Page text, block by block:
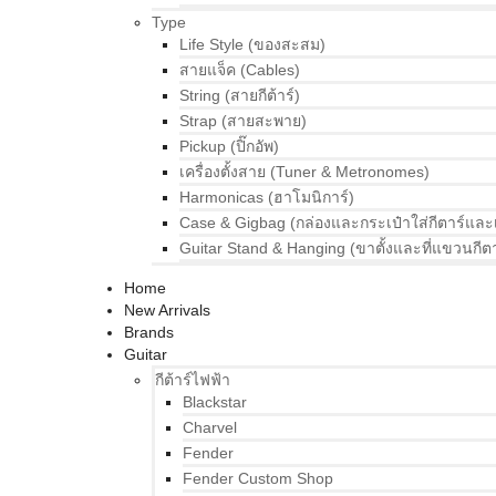
Type
Life Style (ของสะสม)
สายแจ็ค (Cables)
String (สายกีต้าร์)
Strap (สายสะพาย)
Pickup (ปิ๊กอัพ)
เครื่องตั้งสาย (Tuner & Metronomes)
Harmonicas (ฮาโมนิการ์)
Case & Gigbag (กล่องและกระเป๋าใส่กีตาร์และ
Guitar Stand & Hanging (ขาตั้งและที่แขวนกีต
Home
New Arrivals
Brands
Guitar
กีต้าร์ไฟฟ้า
Blackstar
Charvel
Fender
Fender Custom Shop